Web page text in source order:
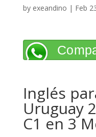
by exeandino | Feb
Inglés
Uruguay
C1 en 3